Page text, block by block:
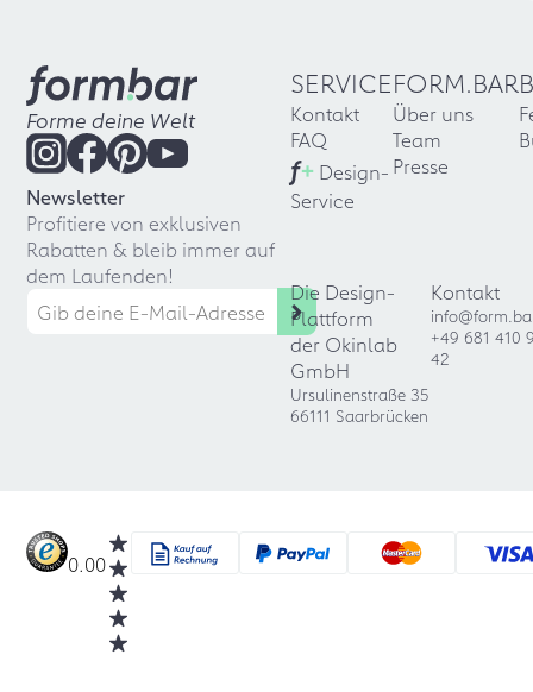
Forme deine Welt
Newsletter
Profitiere von exklusiven
Rabatten & bleib immer auf
dem Laufenden!
SERVICE
Kontakt
FAQ
f+ Design-
Service
FORM.BAR
Über uns
Team
Presse
Die Design-
Plattform
der Okinlab
GmbH
Ursulinenstraße 35
66111 Saarbrücken
Kontakt
+49 681 410
42
0.00